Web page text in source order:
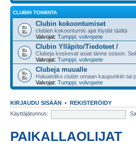
CLUBIN TOIMINTA
Clubin kokoontumiset
clubien kokoontumis ajat löydät täältä
Valvojat: Tumppi volvopete
Clubin Ylläpito/Tiedoteet /
Clubeja koskevat asiat tänne osioon.
Valvojat: Tumppi volvopete
Clubeja muualle
Haluaisitko clubin omaan kaupunkiin tai
Valvojat: Tumppi volvopete
KIRJAUDU SISÄÄN • REKISTERÖIDY
Käyttäjätunnus:
PAIKALLAOLIJAT